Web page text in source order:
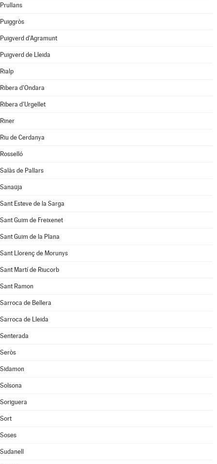
Prullans
Puiggròs
Puigverd d'Agramunt
Puigverd de Lleida
Rialp
Ribera d'Ondara
Ribera d'Urgellet
Riner
Riu de Cerdanya
Rosselló
Salàs de Pallars
Sanaüja
Sant Esteve de la Sarga
Sant Guim de Freixenet
Sant Guim de la Plana
Sant Llorenç de Morunys
Sant Martí de Riucorb
Sant Ramon
Sarroca de Bellera
Sarroca de Lleida
Senterada
Seròs
Sidamon
Solsona
Soriguera
Sort
Soses
Sudanell